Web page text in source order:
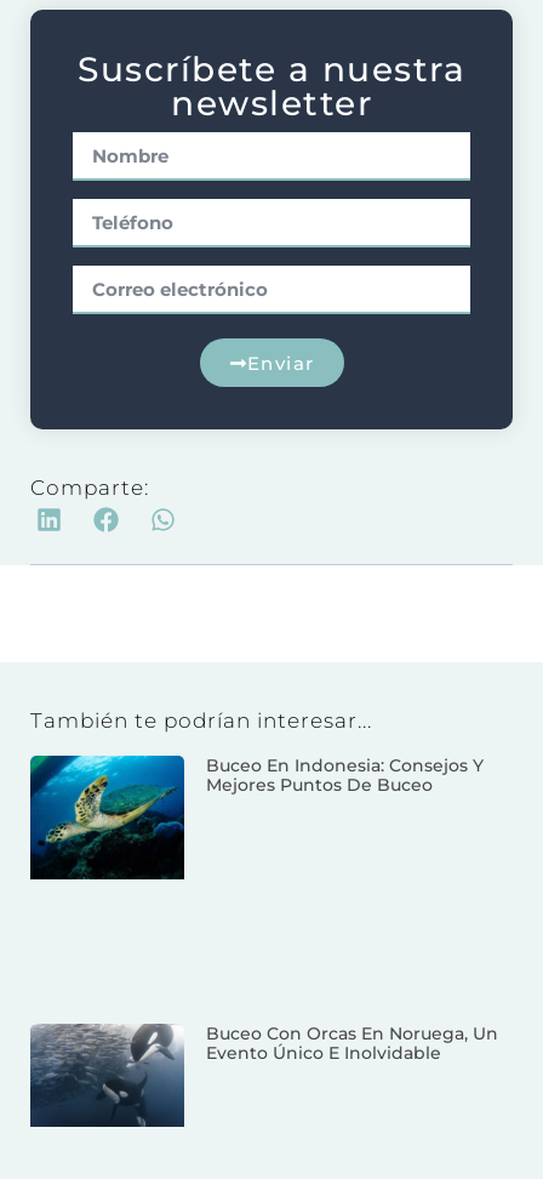
Suscríbete a nuestra
newsletter
Enviar
Comparte:
También te podrían interesar...
Buceo En Indonesia: Consejos Y
Mejores Puntos De Buceo
Buceo Con Orcas En Noruega, Un
Evento Único E Inolvidable